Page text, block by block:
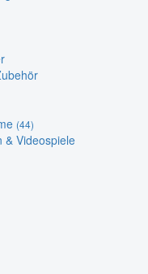
(44)
& Videospiele